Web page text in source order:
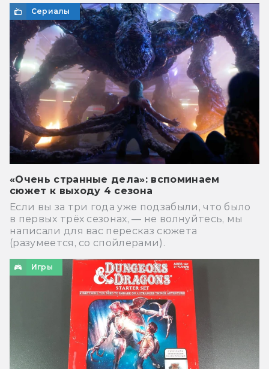
Сериалы
«Очень странные дела»: вспоминаем
сюжет к выходу 4 сезона
Если вы за три года уже подзабыли, что было
в первых трёх сезонах, — не волнуйтесь, мы
написали для вас пересказ сюжета
(разумеется, со спойлерами).
Игры